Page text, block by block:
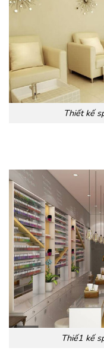
Thiết kế
Thiế1 kế